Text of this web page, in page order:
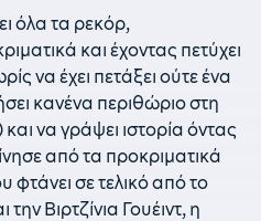
όλα τα ρεκόρ,
και έχοντας πετύχει
να έχει πετάξει ούτε ένα
κανένα περιθώριο στη
να γράψει ιστορία όντας
από τα προκριματικά
φτάνει σε τελικό από το
Βιρτζίνια Γουέιντ, η